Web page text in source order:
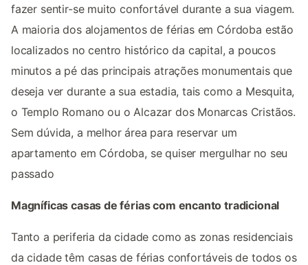
fazer sentir-se muito confortável durante a sua viagem.
A maioria dos alojamentos de férias em Córdoba estão
localizados no centro histórico da capital, a poucos
minutos a pé das principais atrações monumentais que
deseja ver durante a sua estadia, tais como a Mesquita,
o Templo Romano ou o Alcazar dos Monarcas Cristãos.
Sem dúvida, a melhor área para reservar um
apartamento em Córdoba, se quiser mergulhar no seu
passado
Magníficas casas de férias com encanto tradicional
Tanto a periferia da cidade como as zonas residenciais
da cidade têm casas de férias confortáveis de todos os